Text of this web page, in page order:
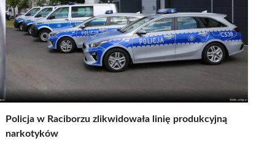
Policja w Raciborzu zlikwidowała linię produkcyjną
narkotyków